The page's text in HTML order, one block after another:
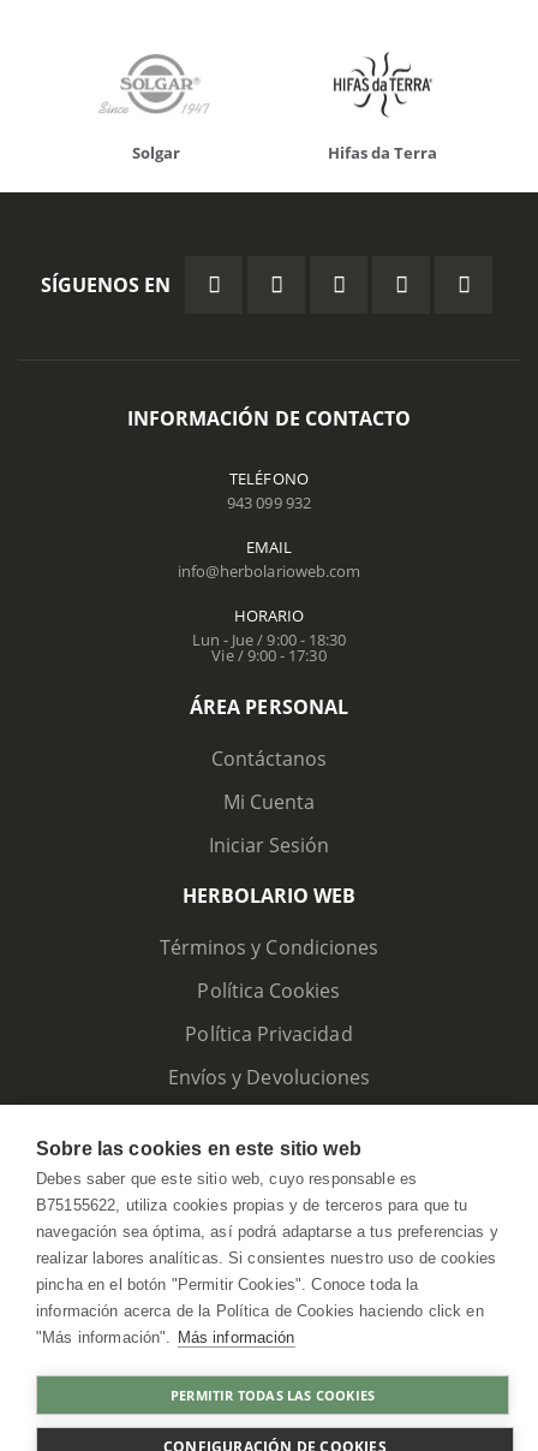
COMPRAR
Solgar Hifas da Terra
SÍGUENOS EN
INFORMACIÓN DE CONTACTO
TELÉFONO
943 099 932
EMAIL
info@herbolarioweb.com
HORARIO
Lun - Jue / 9:00 - 18:30
Vie / 9:00 - 17:30
ÁREA PERSONAL
Contáctanos
Mi Cuenta
Iniciar Sesión
HERBOLARIO WEB
Términos y Condiciones
Política Cookies
Política Privacidad
Envíos y Devoluciones
HerbolarioWeb © 2026. All Rights Reserved
Sobre las cookies en este sitio web
Debes saber que este sitio web, cuyo responsable es
B75155622, utiliza cookies propias y de terceros para que tu
navegación sea óptima, así podrá adaptarse a tus preferencias y
realizar labores analíticas. Si consientes nuestro uso de cookies
pincha en el botón "Permitir Cookies". Conoce toda la
información acerca de la Política de Cookies haciendo click en
"Más información". Más información
PERMITIR TODAS LAS COOKIES
CONFIGURACIÓN DE COOKIES